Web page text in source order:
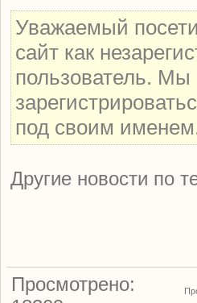
Уважаемый
сайт как
пользователь.
под своим
Другие новости по
Просмотрено: